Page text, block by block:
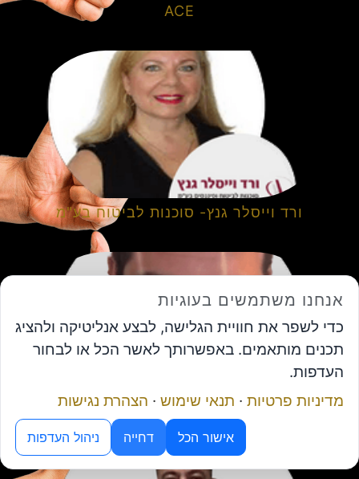
ACE
ורד וייסלר גנץ- סוכנות לביטוח בע"מ
מנוע ה-AI של פורום המנכ"לים
תיאום פגישה
אנחנו משתמשים בעוגיות
כדי לשפר את חוויית הגלישה, לבצע אנליטיקה ולהציג
תכנים מותאמים. באפשרותך לאשר הכל או לבחור
העדפות.
מדיניות פרטיות · תנאי שימוש · הצהרת נגישות
אישור הכל דחייה ניהול העדפות